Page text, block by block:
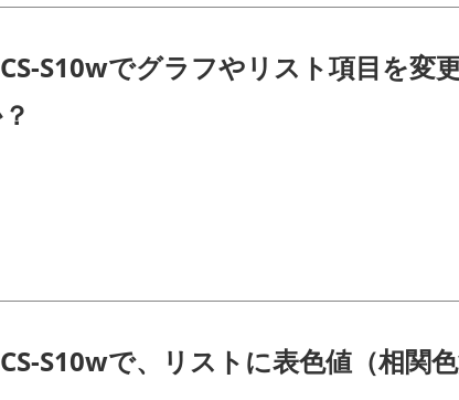
S10wでグラフやリスト項目を変
S10wで、リストに表色値（相関